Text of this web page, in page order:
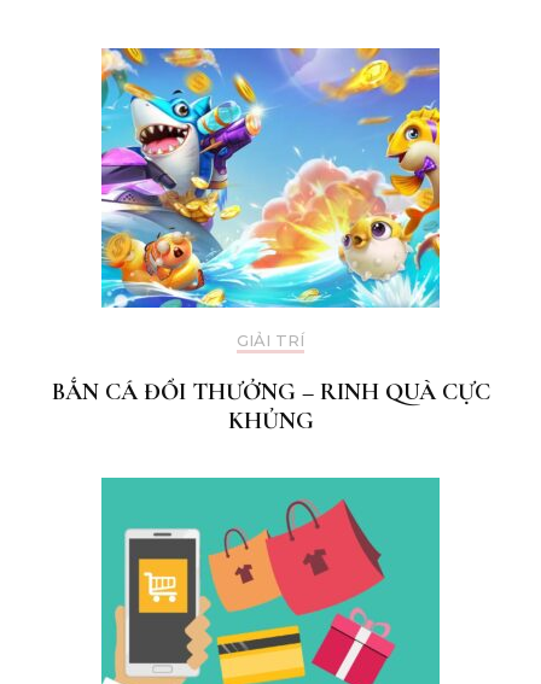
GIẢI TRÍ
BẮN CÁ ĐỔI THƯỞNG – RINH QUÀ CỰC
KHỦNG